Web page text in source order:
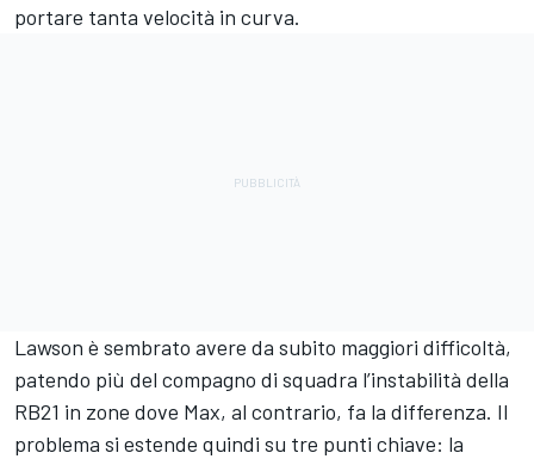
portare tanta velocità in curva.
Lawson è sembrato avere da subito maggiori difficoltà,
patendo più del compagno di squadra l’instabilità della
RB21 in zone dove Max, al contrario, fa la differenza. Il
problema si estende quindi su tre punti chiave: la